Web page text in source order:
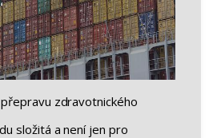
zdravotnického
složitá a není jen pro